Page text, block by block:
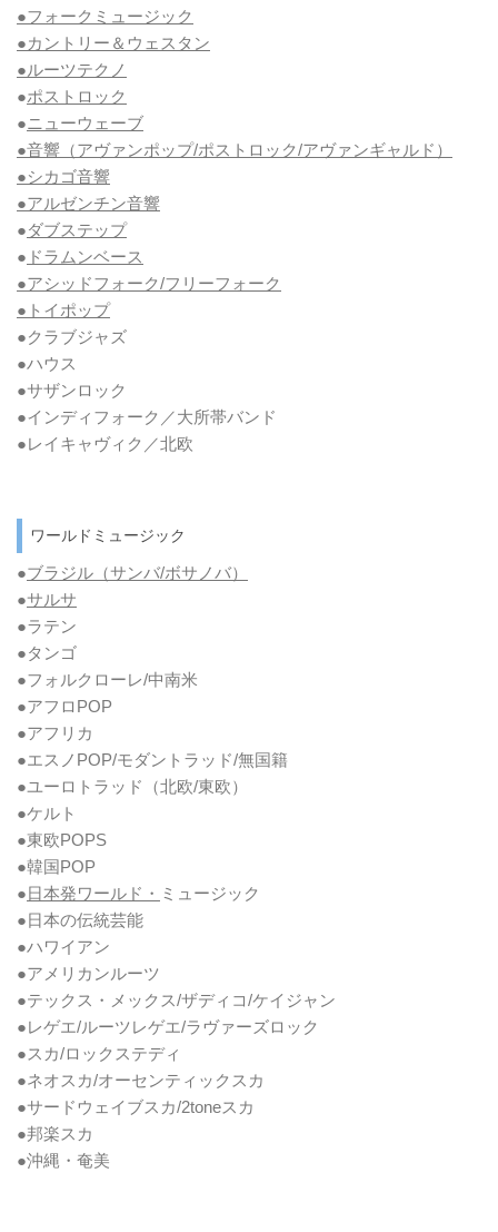
●フォークミュージック
●カントリー＆ウェスタン
●ルーツテクノ
●ポストロック
●ニューウェーブ
●音響（アヴァンポップ/ポストロック/アヴァンギャルド）
●シカゴ音響
●アルゼンチン音響
●ダブステップ
● ドラムンベース
●アシッドフォーク/フリーフォーク
●トイポップ
●クラブジャズ
●ハウス
●サザンロック
●インディフォーク／大所帯バンド
●レイキャヴィク／北欧
ワールドミュージック
●ブラジル（サンバ/ボサノバ）
●サルサ
●ラテン
●タンゴ
●フォルクローレ/中南米
●アフロPOP
●アフリカ
●エスノPOP/モダントラッド/無国籍
●ユーロトラッド（北欧/東欧）
●ケルト
●東欧POPS
●韓国POP
●日本発ワールド・ ミュージック
●日本の伝統芸能
●ハワイアン
●アメリカンルーツ
●テックス・メックス/ザディコ/ケイジャン
●レゲエ/ルーツレゲエ/ラヴァーズロック
●スカ/ロックステディ
●ネオスカ/オーセンティックスカ
●サードウェイブスカ/2toneスカ
●邦楽スカ
●沖縄・奄美